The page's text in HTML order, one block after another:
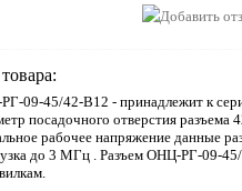
09-45/42-В12 - принадлежит к
посадочного отверстия разъема
рабочее напряжение данные
до 3 МГц . Разъем ОНЦ-РГ-09-